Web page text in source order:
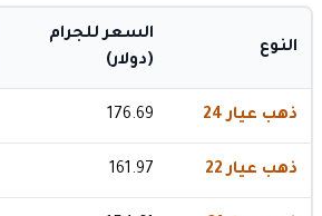
النوع
السعر للجرام
(دولار)
ذهب عيار 24 176.69
ذهب عيار 22 161.97